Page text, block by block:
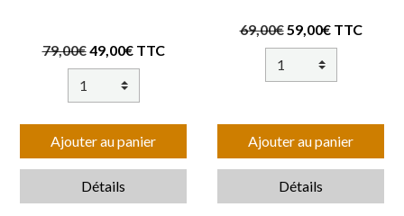
79,00€49,00€ TTC
Ajouter au panier
Détails
69,00€59,00€ TTC
Ajouter au panier
Détails